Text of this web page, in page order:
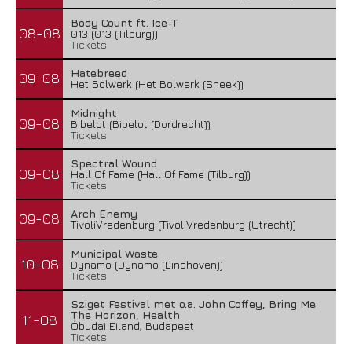
08-08
Body Count ft. Ice-T
013 (013 (Tilburg))
Tickets
09-08
Hatebreed
Het Bolwerk (Het Bolwerk (Sneek))
09-08
Midnight
Bibelot (Bibelot (Dordrecht))
Tickets
09-08
Spectral Wound
Hall Of Fame (Hall Of Fame (Tilburg))
Tickets
09-08
Arch Enemy
TivoliVredenburg (TivoliVredenburg (Utrecht))
10-08
Municipal Waste
Dynamo (Dynamo (Eindhoven))
Tickets
11-08
Sziget Festival met o.a. John Coffey, Bring Me
The Horizon, Health
Óbudai Eiland, Budapest
Tickets